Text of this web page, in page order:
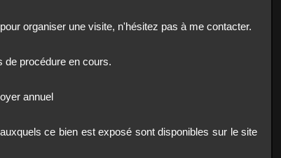
organiser une visite, n'hésitez pas à me contacter.
de procédure en cours.
annuel
ce bien est exposé sont disponibles sur le site